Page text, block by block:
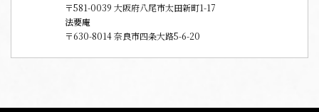
〒581-0039 大阪府八尾市太田新町1-17
法要庵
〒630-8014 奈良市四条大路5-6-20